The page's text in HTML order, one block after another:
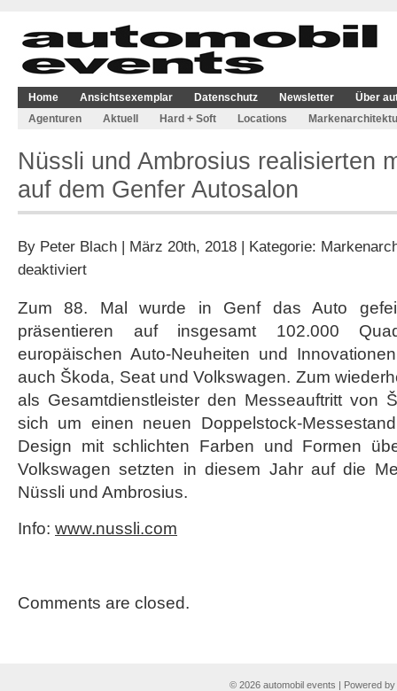
Home Ansichtsexemplar Datenschutz Newsletter
Über
Agenturen
Aktuell Hard + Soft Locations
Nüssli und Ambrosius realisierten
auf dem Genfer Autosalon
By Peter Blach | März 20th, 2018 | Kategorie:
deaktiviertfür
Ambrosius
realisierten
Projekte
auf
Genfer
Autosalon
Zum 88. Mal wurde in Genf das Auto
präsentieren auf insgesamt 102.000
europäischen Auto-Neuheiten und
auch Škoda, Seat und Volkswagen. Zum
als Gesamtdienstleister den Messeauftritt von
sich um einen neuen Doppelstock-
Design mit schlichten Farben und Formen
Volkswagen setzten in diesem Jahr auf die
Nüssli und Ambrosius.
Info: www.nussli.com
Comments are closed.
© 2026 automobil events | Powered by